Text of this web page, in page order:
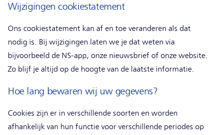
Wijzigingen cookiestatement
Ons cookiestatement kan af en toe veranderen als dat
nodig is. Bij wijzigingen laten we je dat weten via
bijvoorbeeld de NS-app, onze nieuwsbrief of onze website.
Zo blijf je altijd op de hoogte van de laatste informatie.
Hoe lang bewaren wij uw gegevens?
Cookies zijn er in verschillende soorten en worden
afhankelijk van hun functie voor verschillende periodes op